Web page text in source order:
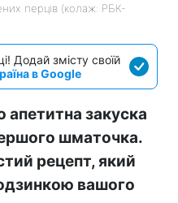
перців (колаж: РБК-
Додай змісту своїй
в Google
апетитна закуска
шматочка.
рецепт, який
вашого